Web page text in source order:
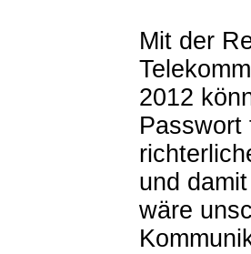
Mit der
2012
Passwort
und
wäre